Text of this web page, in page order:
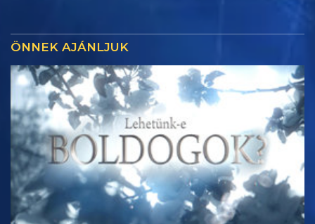
ÖNNEK AJÁNLJUK